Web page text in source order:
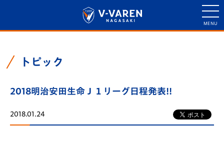
トピック
2018明治安田生命Ｊ１リーグ日程発表!!
2018.01.24